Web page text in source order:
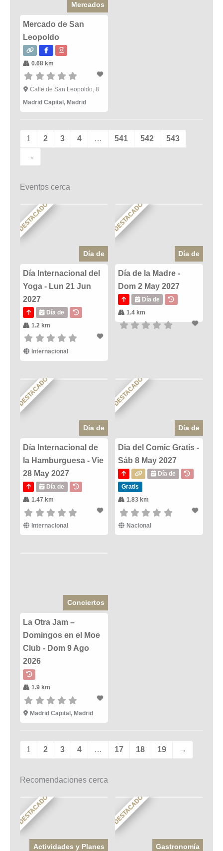
Mercados
Mercado de San
Leopoldo
0.68 km
Calle de San Leopoldo, 8
Madrid Capital, Madrid
1 2 3 4 … 541 542 543
→
Eventos cerca
DESTACADO
Día de
Día Internacional del
Yoga - Lun 21 Jun
2027
Día de
1.2 km
Internacional
DESTACADO
Día de
Día de la Madre -
Dom 2 May 2027
Día de
1.4 km
DESTACADO
Día de
Día Internacional de
la Hamburguesa - Vie
28 May 2027
Día de
1.47 km
Internacional
DESTACADO
Día de
Dia del Comic Gratis -
Sáb 8 May 2027
Día de
Gratis
1.83 km
Nacional
Conciertos
La Otra Jam –
Domingos en el Moe
Club - Dom 9 Ago
2026
1.9 km
Madrid Capital, Madrid
1 2 3 4 … 17 18 19 →
Recomendaciones cerca
DESTACADO
Actividades y Planes
DESTACADO
Gastronomía